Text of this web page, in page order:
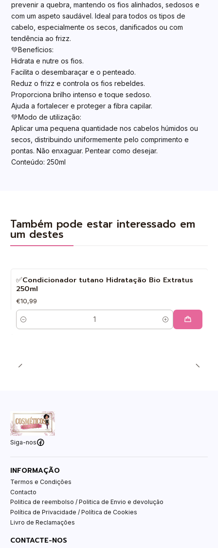
prevenir a quebra, mantendo os fios alinhados, sedosos e
com um aspeto saudável. Ideal para todos os tipos de
cabelo, especialmente os secos, danificados ou com
tendência ao frizz.
💚Benefícios:
Hidrata e nutre os fios.
Facilita o desembaraçar e o penteado.
Reduz o frizz e controla os fios rebeldes.
Proporciona brilho intenso e toque sedoso.
Ajuda a fortalecer e proteger a fibra capilar.
💚Modo de utilização:
Aplicar uma pequena quantidade nos cabelos húmidos ou
secos, distribuindo uniformemente pelo comprimento e
pontas. Não enxaguar. Pentear como desejar.
Conteúdo: 250ml
Também pode estar interessado em
um destes
✅Condicionador tutano Hidratação Bio Extratus
250ml
€10,99
Quantidade
Siga-nos
INFORMAÇÃO
Termos e Condições
Contacto
Politica de reembolso / Politica de Envio e devolução
Política de Privacidade / Política de Cookies
Livro de Reclamações
CONTACTE-NOS